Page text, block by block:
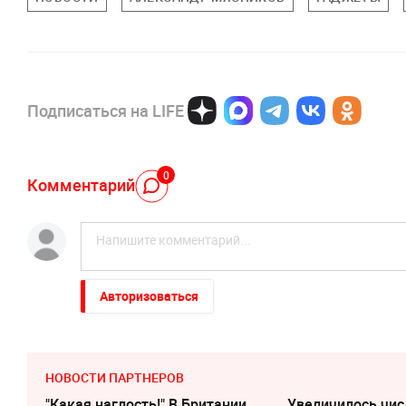
Подписаться на LIFE
Комментарий 0
Авторизоваться
НОВОСТИ ПАРТНЕРОВ